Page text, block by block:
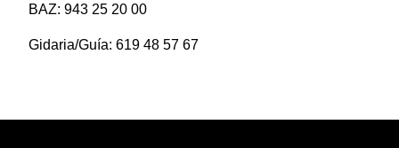
BAZ: 943 25 20 00
Gidaria/Guía: 619 48 57 67